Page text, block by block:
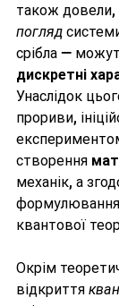
також
погляд
срібла —
дискретні
Унаслідок
прориви,
створення
механік, а
формулювання
квантової
Окрім
відкриття